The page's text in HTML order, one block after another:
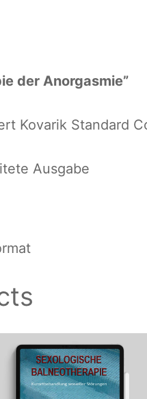
der Anorgasmie”
Kovarik Standard
Ausgabe